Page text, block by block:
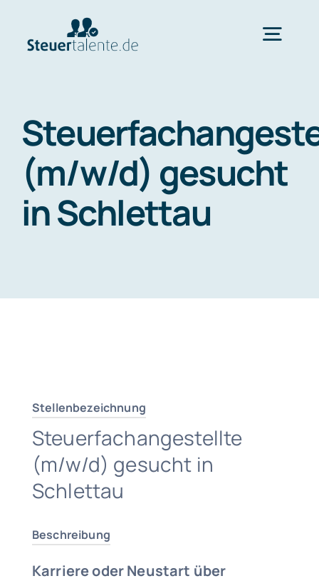
Wechsel
Ablauf
(m/w/d) gesucht
in Schlettau
Stellenbezeichnung
Steuerfachangestellte
(m/w/d) gesucht in
Schlettau
Beschreibung
Karriere oder Neustart über